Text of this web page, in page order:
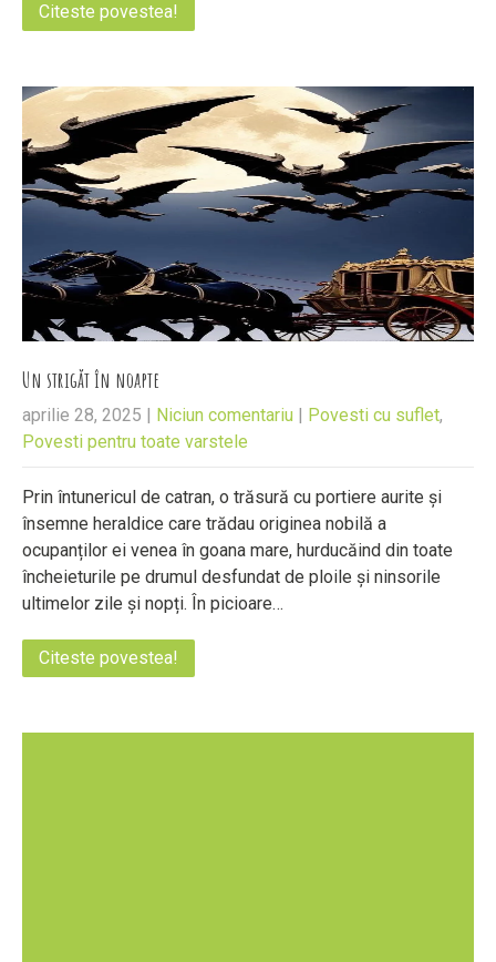
Citeste povestea!
Un strigăt în noapte
aprilie 28, 2025 | Niciun comentariu | Povesti cu suflet,
Povesti pentru toate varstele
Prin întunericul de catran, o trăsură cu portiere aurite și
însemne heraldice care trădau originea nobilă a
ocupanților ei venea în goana mare, hurducăind din toate
încheieturile pe drumul desfundat de ploile și ninsorile
ultimelor zile și nopți. În picioare…
Citeste povestea!